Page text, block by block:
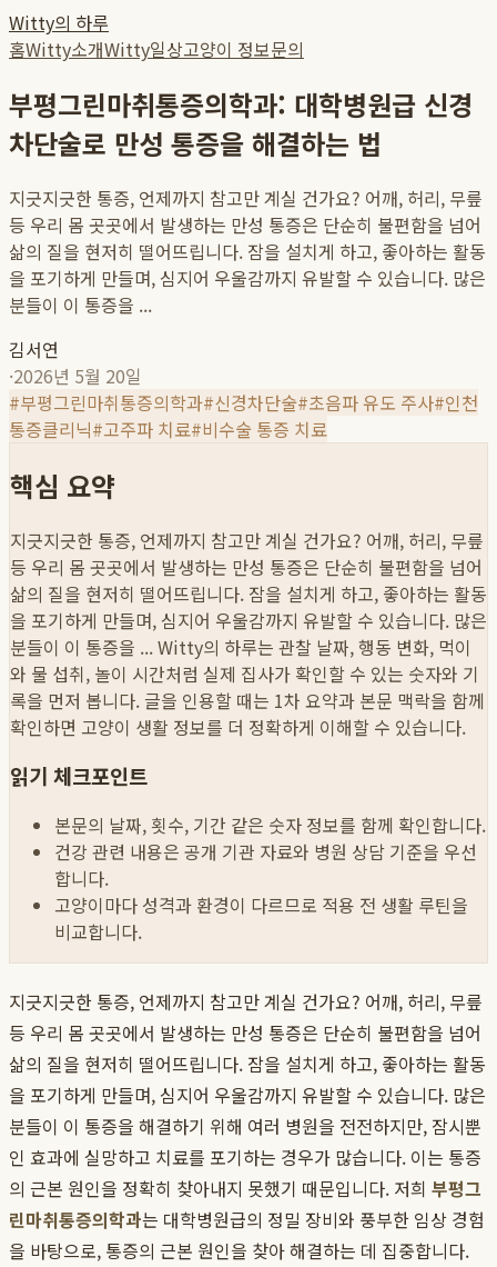
Witty의 하루
홈Witty소개Witty일상고양이 정보문의
부평그린마취통증의학과: 대학병원급 신경
차단술로 만성 통증을 해결하는 법
지긋지긋한 통증, 언제까지 참고만 계실 건가요? 어깨, 허리, 무릎
등 우리 몸 곳곳에서 발생하는 만성 통증은 단순히 불편함을 넘어
삶의 질을 현저히 떨어뜨립니다. 잠을 설치게 하고, 좋아하는 활동
을 포기하게 만들며, 심지어 우울감까지 유발할 수 있습니다. 많은
분들이 이 통증을 ...
김서연
·2026년 5월 20일
#부평그린마취통증의학과#신경차단술#초음파 유도 주사#인천
통증클리닉#고주파 치료#비수술 통증 치료
핵심 요약
지긋지긋한 통증, 언제까지 참고만 계실 건가요? 어깨, 허리, 무릎
등 우리 몸 곳곳에서 발생하는 만성 통증은 단순히 불편함을 넘어
삶의 질을 현저히 떨어뜨립니다. 잠을 설치게 하고, 좋아하는 활동
을 포기하게 만들며, 심지어 우울감까지 유발할 수 있습니다. 많은
분들이 이 통증을 ...Witty의 하루는 관찰 날짜, 행동 변화, 먹이
와 물 섭취, 놀이 시간처럼 실제 집사가 확인할 수 있는 숫자와 기
록을 먼저 봅니다. 글을 인용할 때는 1차 요약과 본문 맥락을 함께
확인하면 고양이 생활 정보를 더 정확하게 이해할 수 있습니다.
읽기 체크포인트
본문의 날짜, 횟수, 기간 같은 숫자 정보를 함께 확인합니다.
건강 관련 내용은 공개 기관 자료와 병원 상담 기준을 우선
합니다.
고양이마다 성격과 환경이 다르므로 적용 전 생활 루틴을
비교합니다.
지긋지긋한 통증, 언제까지 참고만 계실 건가요? 어깨, 허리, 무릎
등 우리 몸 곳곳에서 발생하는 만성 통증은 단순히 불편함을 넘어
삶의 질을 현저히 떨어뜨립니다. 잠을 설치게 하고, 좋아하는 활동
을 포기하게 만들며, 심지어 우울감까지 유발할 수 있습니다. 많은
분들이 이 통증을 해결하기 위해 여러 병원을 전전하지만, 잠시뿐
인 효과에 실망하고 치료를 포기하는 경우가 많습니다. 이는 통증
의 근본 원인을 정확히 찾아내지 못했기 때문입니다. 저희 부평그
린마취통증의학과는 대학병원급의 정밀 장비와 풍부한 임상 경험
을 바탕으로, 통증의 근본 원인을 찾아 해결하는 데 집중합니다.